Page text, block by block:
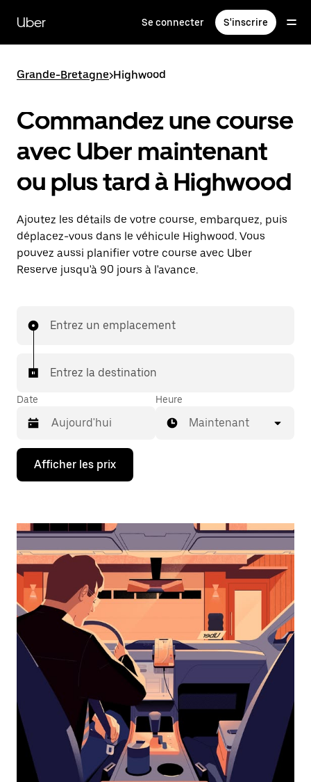
contenu
principal
Uber Se connecter S'inscrire
Grande-Bretagne>Highwood
Commandez une course
avec Uber maintenant
ou plus tard à Highwood
Ajoutez les détails de votre course, embarquez, puis
déplacez-vous dans le véhicule Highwood. Vous
pouvez aussi planifier votre course avec Uber
Reserve jusqu'à 90 jours à l'avance.
Entrez un emplacement
Entrez la destination
Date
Appuyez
la
bas
interagir
avec
calendrier
et
sélectionner
une
date.
Appuyez
d'échappement
pour
fermer
calendrier.
Heure
Maintenant
Afficher les prix